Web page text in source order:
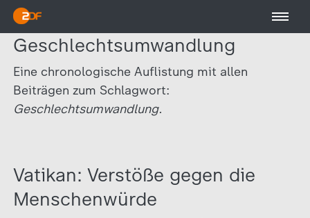
Geschlechtsumwandlung
Eine chronologische Auflistung mit allen
Beiträgen zum Schlagwort:
Geschlechtsumwandlung.
Vatikan: Verstöße gegen die
Menschenwürde